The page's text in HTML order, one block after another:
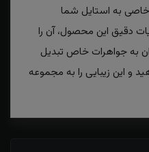
به استایل شما
دقیق این محصول، آن را
به جواهرات خاص تبدیل
و این زیبایی را به مجموعه